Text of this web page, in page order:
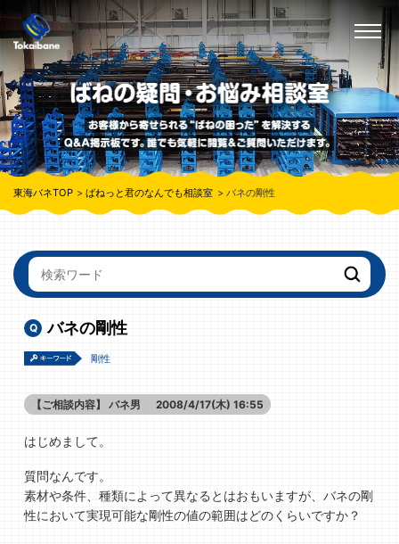
東海バネTOP ばねっと君のなんでも相談室 バネの剛性
バネの剛性
剛性
【ご相談内容】 バネ男 2008/4/17(木) 16:55
はじめまして。
質問なんです。
素材や条件、種類によって異なるとはおもいますが、バネの剛
性において実現可能な剛性の値の範囲はどのくらいですか？